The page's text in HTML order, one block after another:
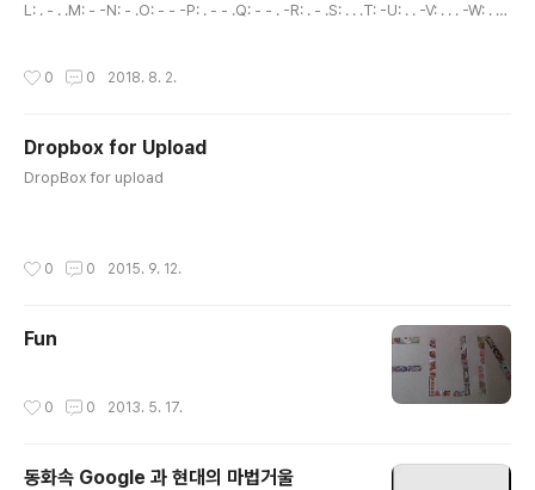
L: . - . .M: - -N: - .O: - - -P: . - - .Q: - - . -R: . - .S: . . .T: -U: . . -V: . . . -W: . -
0 0 2018. 8. 2.
Dropbox for Upload
DropBox for upload
0 0 2015. 9. 12.
Fun
0 0 2013. 5. 17.
동화속 Google 과 현대의 마법거울